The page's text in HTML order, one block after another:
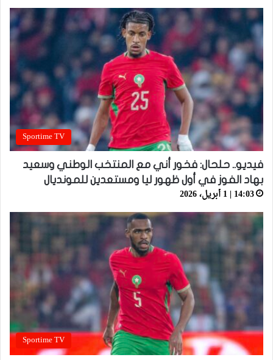
Sportime TV
فيديو.. حلحال: فخور أني مع المنتخب الوطني وسعيد
بهاد الفوز في أول ظهور ليا ومستعدين للمونديال
14:03 | 1 أبريل، 2026
Sportime TV